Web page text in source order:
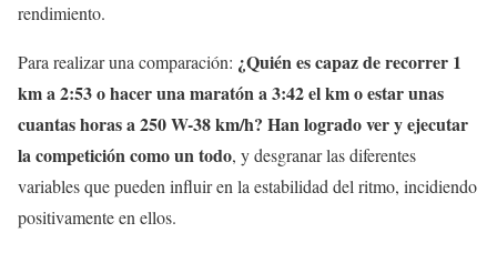
rendimiento.
Para realizar una comparación: ¿Quién es capaz de recorrer 1
km a 2:53 o hacer una maratón a 3:42 el km o estar unas
cuantas horas a 250 W-38 km/h? Han logrado ver y ejecutar
la competición como un todo, y desgranar las diferentes
variables que pueden influir en la estabilidad del ritmo, incidiendo
positivamente en ellos.